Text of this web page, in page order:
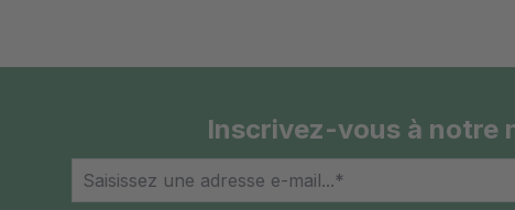
Inscrivez-vous à notre